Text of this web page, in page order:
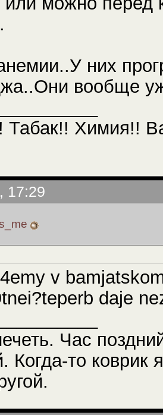
них
вообще
Табак!! Химия!!
17:29
v
daje
Час
Когда-то коврик